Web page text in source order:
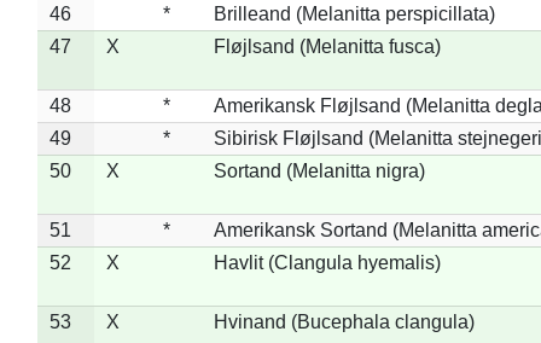
46 *
Brilleand (Melanitta perspicillata)
47
X Fløjlsand (Melanitta fusca)
48 *
Amerikansk Fløjlsand (Melanitta
49
*
Sibirisk Fløjlsand (Melanitta
50
X Sortand (Melanitta nigra)
51 *
Amerikansk Sortand (Melanitta
52
X Havlit (Clangula hyemalis)
53 X Hvinand (Bucephala clangula)